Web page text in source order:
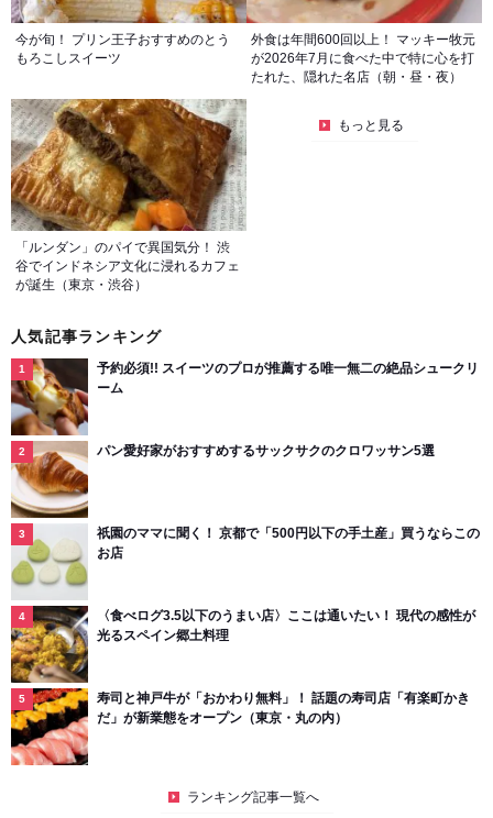
今が旬！ プリン王子おすすめのとう
もろこしスイーツ
外食は年間600回以上！ マッキー牧元
が2026年7月に食べた中で特に心を打
たれた、隠れた名店（朝・昼・夜）
「ルンダン」のパイで異国気分！ 渋
谷でインドネシア文化に浸れるカフェ
が誕生（東京・渋谷）
もっと見る
人気記事ランキング
予約必須!! スイーツのプロが推薦する唯一無二の絶品シュークリ
ーム
パン愛好家がおすすめするサックサクのクロワッサン5選
祇園のママに聞く！ 京都で「500円以下の手土産」買うならこの
お店
〈食べログ3.5以下のうまい店〉ここは通いたい！ 現代の感性が
光るスペイン郷土料理
寿司と神戸牛が「おかわり無料」！ 話題の寿司店「有楽町かき
だ」が新業態をオープン（東京・丸の内）
ランキング記事一覧へ